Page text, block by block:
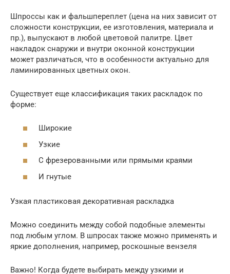
Шпроссы как и фальшпереплет (цена на них зависит от
сложности конструкции, ее изготовления, материала и
пр.), выпускают в любой цветовой палитре. Цвет
накладок снаружи и внутри оконной конструкции
может различаться, что в особенности актуально для
ламинированных цветных окон.
Существует еще классификация таких раскладок по
форме:
Широкие
Узкие
С фрезерованными или прямыми краями
И гнутые
Узкая пластиковая декоративная раскладка
Можно соединить между собой подобные элементы
под любым углом. В шпросах также можно применять и
яркие дополнения, например, роскошные вензеля
Важно! Когда будете выбирать между узкими и